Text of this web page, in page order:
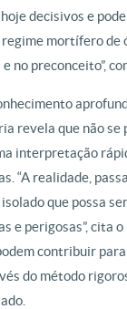
decisivos e
mortífero de
no preconceito”,
revela que não se
interpretação
“A realidade,
que possa
e perigosas”, cita
contribuir
do método